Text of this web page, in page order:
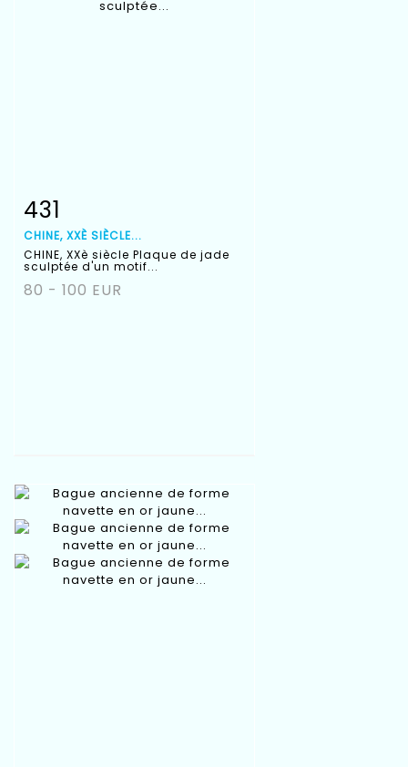
Fiche détaillée
431
CHINE, XXÈ SIÈCLE...
CHINE, XXè siècle Plaque de jade
sculptée d'un motif...
80 - 100 EUR